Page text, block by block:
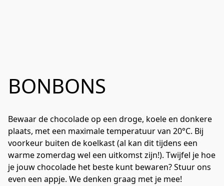
BONBONS
Bewaar de chocolade op een droge, koele en donkere
plaats, met een maximale temperatuur van 20°C. Bij
voorkeur buiten de koelkast (al kan dit tijdens een
warme zomerdag wel een uitkomst zijn!). Twijfel je hoe
je jouw chocolade het beste kunt bewaren? Stuur ons
even een appje. We denken graag met je mee!